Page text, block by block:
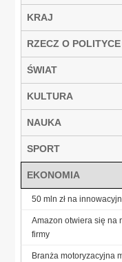
KRAJ
RZECZ O POLITYCE
ŚWIAT
KULTURA
NAUKA
SPORT
EKONOMIA
50 mln zł na
Amazon otwiera się na
firmy
Branża motoryzacyjna